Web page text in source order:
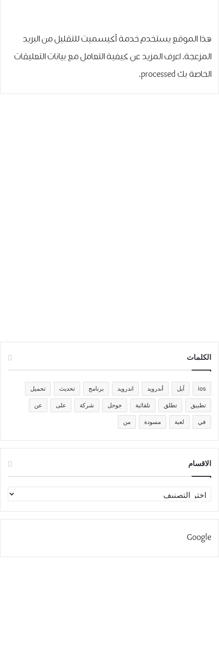
هذا الموقع يستخدم خدمة أكيسميت للتقليل من البريد
المزعجة.اعرف المزيد عن كيفية التعامل مع بيانات التعليقات
الخاصة بك processed
.
الكلمات
ios آبل أندرويد اندرويد برنامج تحديث تحميل
تطبيق تطلق تلقائية جوجل شركة على عن
في لعبة مسودة من
الاقسام
الاقسام
Google